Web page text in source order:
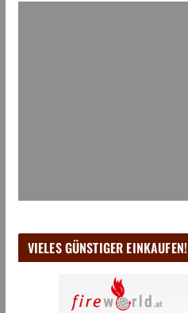
VIELES GÜNSTIGER EINKAUFEN!